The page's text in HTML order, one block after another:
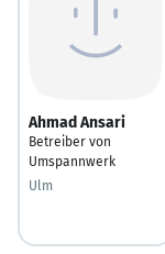
Ahmad Ansari
Betreiber von
Umspannwerk
Ulm